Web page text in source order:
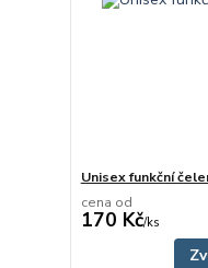
Unisex funkční
cena od
170 Kč/ks